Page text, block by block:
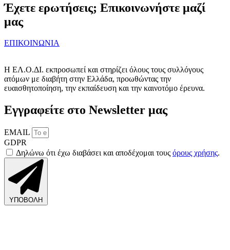
Έχετε ερωτήσεις; Επικοινωνήστε μαζί
μας
ΕΠΙΚΟΙΝΩΝΙΑ
Η ΕΛ.Ο.ΔΙ. εκπροσωπεί και στηρίζει όλους τους συλλόγους
ατόμων με διαβήτη στην Ελλάδα, προωθώντας την
ευαισθητοποίηση, την εκπαίδευση και την καινοτόμο έρευνα.
Εγγραφείτε στο Newsletter μας
EMAIL
GDPR
Δηλώνω ότι έχω διαβάσει και αποδέχομαι τους όρους χρήσης.
ΥΠΟΒΟΛΗ